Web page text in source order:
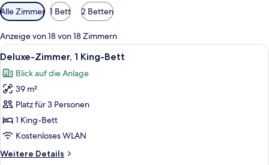
Verfügbare
Filter
für
Zimmer
Alle Zimmer 1 Bett 2 Betten
Anzeige von 18 von 18 Zimmern
Alle
Fotos
für
Deluxe-
Zimmer,
1 King-
Bett
Ein Hotelzimmer mit einem großen
6
Deluxe-Zimmer, 1 King-Bett
Blick auf die Anlage
39 m²
Platz für 3 Personen
1 King-Bett
Kostenloses WLAN
Weitere Details
Weitere